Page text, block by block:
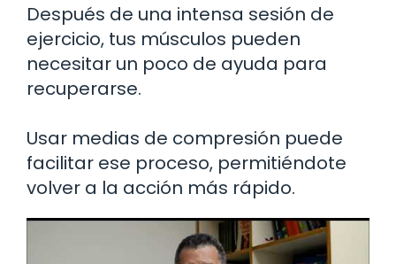
Después de una intensa sesión de
ejercicio, tus músculos pueden
necesitar un poco de ayuda para
recuperarse.
Usar medias de compresión puede
facilitar ese proceso, permitiéndote
volver a la acción más rápido.